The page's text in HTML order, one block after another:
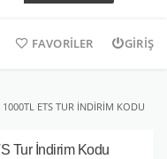
FAVORILER GIRIŞ
1000TL ETS TUR İNDIRIM KODU
Tur İndirim Kodu